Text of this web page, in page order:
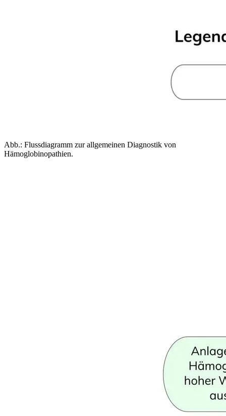
Abb.: Flussdiagramm zur allgemeinen Diagnostik von
Hämoglobinopathien.